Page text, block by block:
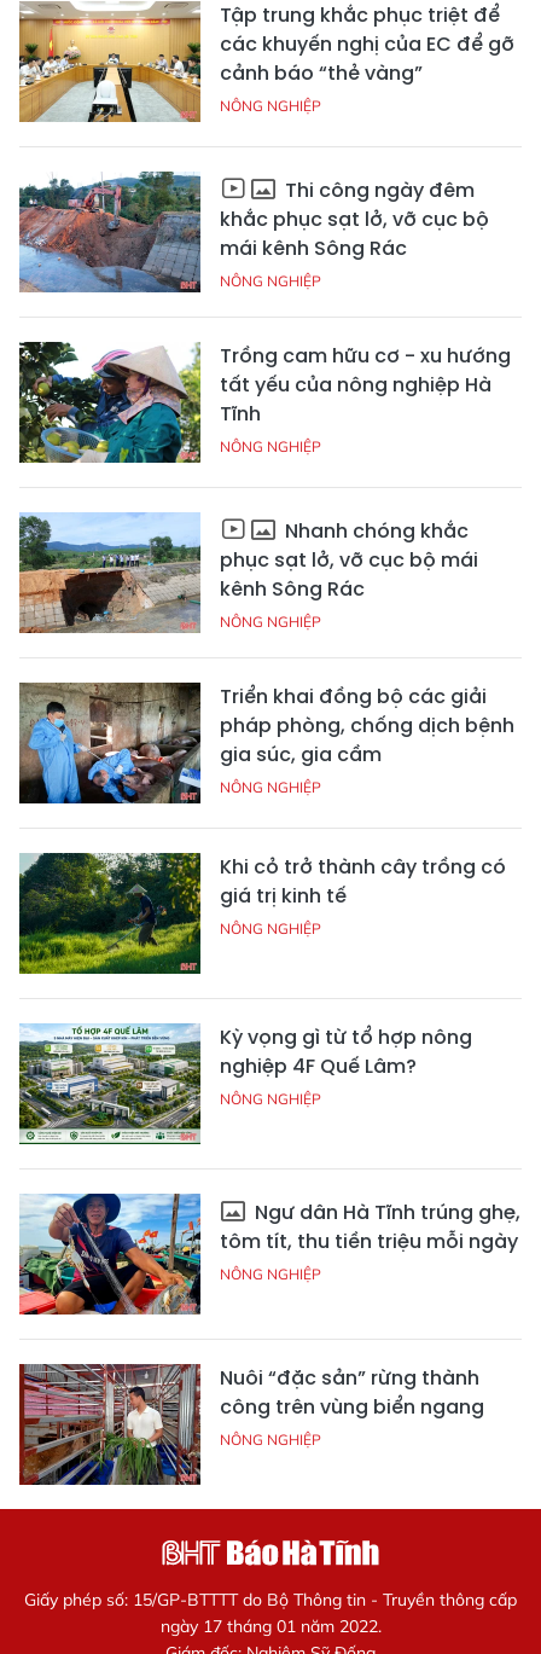
Tập trung khắc phục triệt để
các khuyến nghị của EC để gỡ
cảnh báo “thẻ vàng”
NÔNG NGHIỆP
Thi công ngày đêm
khắc phục sạt lở, vỡ cục bộ
mái kênh Sông Rác
NÔNG NGHIỆP
Trồng cam hữu cơ - xu hướng
tất yếu của nông nghiệp Hà
Tĩnh
NÔNG NGHIỆP
Nhanh chóng khắc
phục sạt lở, vỡ cục bộ mái
kênh Sông Rác
NÔNG NGHIỆP
Triển khai đồng bộ các giải
pháp phòng, chống dịch bệnh
gia súc, gia cầm
NÔNG NGHIỆP
Khi cỏ trở thành cây trồng có
giá trị kinh tế
NÔNG NGHIỆP
Kỳ vọng gì từ tổ hợp nông
nghiệp 4F Quế Lâm?
NÔNG NGHIỆP
Ngư dân Hà Tĩnh trúng ghẹ,
tôm tít, thu tiền triệu mỗi ngày
NÔNG NGHIỆP
Nuôi “đặc sản” rừng thành
công trên vùng biển ngang
NÔNG NGHIỆP
Giấy phép số: 15/GP-BTTTT do Bộ Thông tin - Truyền thông cấp
ngày 17 tháng 01 năm 2022.